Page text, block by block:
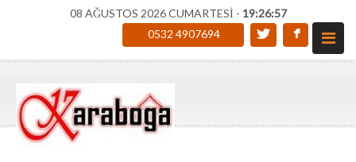
08 AĞUSTOS 2026 CUMARTESİ - 19:26:57
0532 4907694